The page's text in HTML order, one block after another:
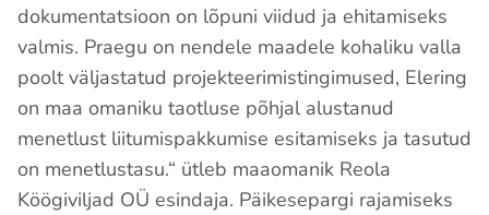
dokumentatsioon on lõpuni viidud ja ehitamiseks
valmis. Praegu on nendele maadele kohaliku valla
poolt väljastatud projekteerimistingimused, Elering
on maa omaniku taotluse põhjal alustanud
menetlust liitumispakkumise esitamiseks ja tasutud
on menetlustasu.“ ütleb maaomanik Reola
Köögiviljad OÜ esindaja. Päikesepargi rajamiseks